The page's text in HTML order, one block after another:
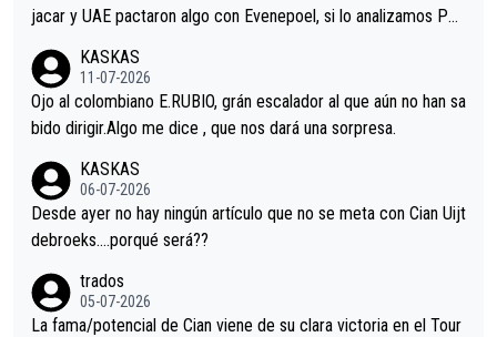
jacar y UAE pactaron algo con Evenepoel, si lo analizamos Poj
i sin pedalear, luego está el saludo con Evenepoel dándose la
mano de una manera muy fraternal, más allá de los típicos toqu
es en el hombro con que saludaba a Vingegard. Ahí hubo una in
eta, a ver si por querer poner a Del Toro con calzador en posi
ción de podio UAE y Pojacar se van complicar el tour.
KASKAS
11-07-2026
Ojo al colombiano E.RUBIO, grán escalador al que aún no han sa
bido dirigir.Algo me dice , que nos dará una sorpresa.
KASKAS
06-07-2026
Desde ayer no hay ningún artículo que no se meta con Cian Uijt
debroeks….porqué será??
trados
05-07-2026
La fama/potencial de Cian viene de su clara victoria en el Tour